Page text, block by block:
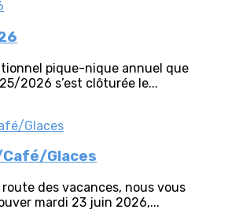
pique-nique annuel que
2026 s’est clôturée le...
Glaces
des vacances, nous vous
mardi 23 juin 2026,...